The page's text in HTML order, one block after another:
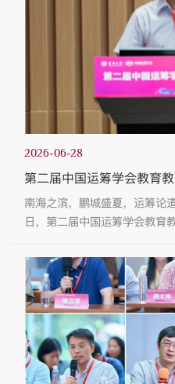
家组完成现场检查、听...
2026-06-28
第二届中国运筹学会教育
南海之滨，鹏城盛夏，运筹
日，第二届中国运筹学会教育
次研讨会由中国运筹学会教育
科学学院与广东省运筹学会联
学模式创新及各层次人才培养
全国30多所高校的专家学者参
科学学院副院长胡耀华主持。
学副校长周辉、中国运筹...